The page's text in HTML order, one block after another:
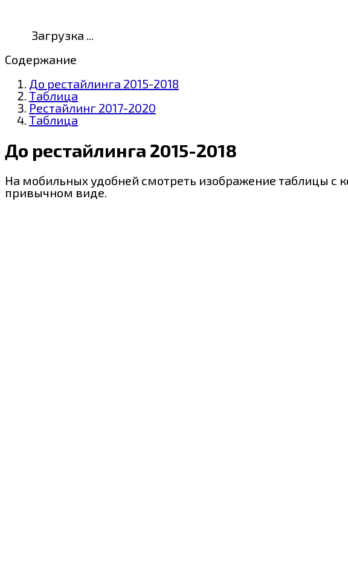
Загрузка ...
Содержание
До рестайлинга 2015-2018
Таблица
Рестайлинг 2017-2020
Таблица
До рестайлинга 2015-2018
На мобильных удобней смотреть изображение таблицы с
привычном виде.